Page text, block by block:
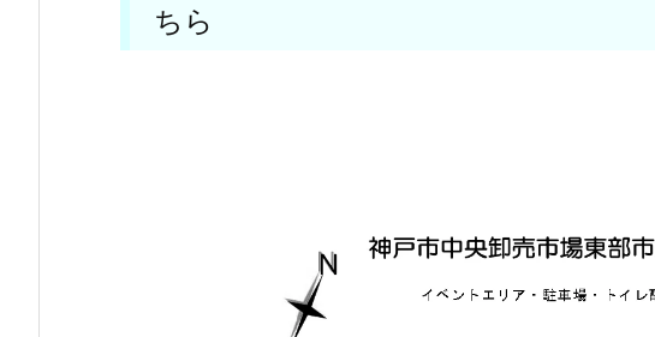
ちら